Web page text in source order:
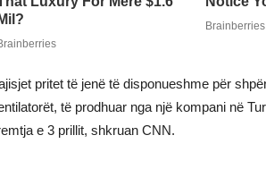
pritet të jenë të disponueshme për
të prodhuar nga një kompani në
e 3 prillit, shkruan CNN.